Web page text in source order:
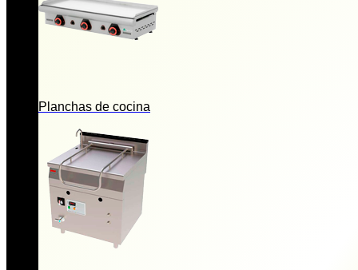
Planchas de cocina